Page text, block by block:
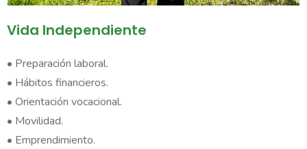
Vida Independiente​
• Preparación laboral.
• Hábitos financieros.
• Orientación vocacional.
• Movilidad.
• Emprendimiento.